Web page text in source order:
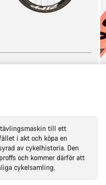
till ett
i akt och köpa en
av cykelhistoria. Den
och kommer därför att
cykelsamling.